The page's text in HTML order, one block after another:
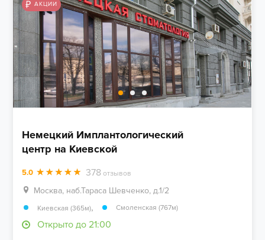
АКЦИИ
Немецкий Имплантологический
центр на Киевской
5.0 378 отзывов
Москва, наб.Тараса Шевченко, д.1/2
Киевская (365м), Смоленская (767м)
Открыто до 21:00